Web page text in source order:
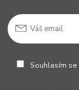
Souhlasím se